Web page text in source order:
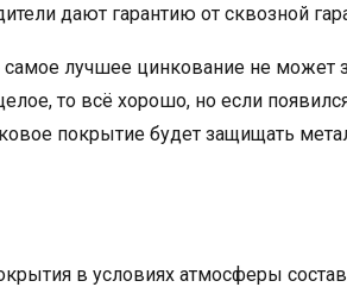
дают гарантию от сквозной
лучшее цинкование не может
то всё хорошо, но если
покрытие будет защищать
в условиях атмосферы